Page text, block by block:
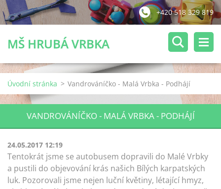
+420 518 329 819
MŠ HRUBÁ VRBKA
Úvodní stránka > Vandrováníčko - Malá Vrbka - Podhájí
VANDROVÁNÍČKO - MALÁ VRBKA - PODHÁJÍ
24.05.2017 12:19
Tentokrát jsme se autobusem dopravili do Malé Vrbky
a pustili do objevování krás našich Bílých karpatských
luk. Pozorovali jsme nejen luční květiny, létající hmyz,